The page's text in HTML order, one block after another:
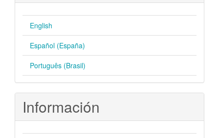
English
Español (España)
Português (Brasil)
Información